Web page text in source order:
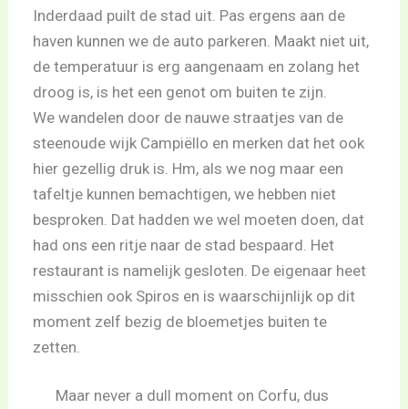
Inderdaad puilt de stad uit. Pas ergens aan de
haven kunnen we de auto parkeren. Maakt niet uit,
de temperatuur is erg aangenaam en zolang het
droog is, is het een genot om buiten te zijn.
We wandelen door de nauwe straatjes van de
steenoude wijk Campiëllo en merken dat het ook
hier gezellig druk is. Hm, als we nog maar een
tafeltje kunnen bemachtigen, we hebben niet
besproken. Dat hadden we wel moeten doen, dat
had ons een ritje naar de stad bespaard. Het
restaurant is namelijk gesloten. De eigenaar heet
misschien ook Spiros en is waarschijnlijk op dit
moment zelf bezig de bloemetjes buiten te
zetten.
Maar never a dull moment on Corfu, dus